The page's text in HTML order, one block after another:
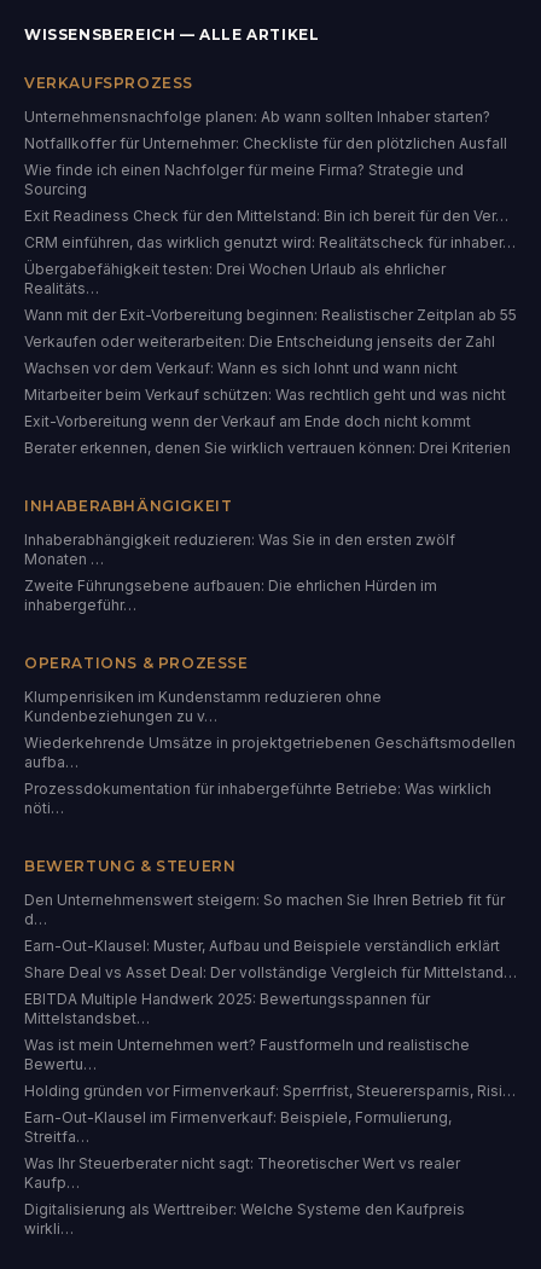
WISSENSBEREICH — ALLE ARTIKEL
VERKAUFSPROZESS
Unternehmensnachfolge planen: Ab wann sollten Inhaber starten?
Notfallkoffer für Unternehmer: Checkliste für den plötzlichen Ausfall
Wie finde ich einen Nachfolger für meine Firma? Strategie und
Sourcing
Exit Readiness Check für den Mittelstand: Bin ich bereit für den Ver…
CRM einführen, das wirklich genutzt wird: Realitätscheck für inhaber…
Übergabefähigkeit testen: Drei Wochen Urlaub als ehrlicher
Realitäts…
Wann mit der Exit-Vorbereitung beginnen: Realistischer Zeitplan ab 55
Verkaufen oder weiterarbeiten: Die Entscheidung jenseits der Zahl
Wachsen vor dem Verkauf: Wann es sich lohnt und wann nicht
Mitarbeiter beim Verkauf schützen: Was rechtlich geht und was nicht
Exit-Vorbereitung wenn der Verkauf am Ende doch nicht kommt
Berater erkennen, denen Sie wirklich vertrauen können: Drei Kriterien
INHABERABHÄNGIGKEIT
Inhaberabhängigkeit reduzieren: Was Sie in den ersten zwölf
Monaten …
Zweite Führungsebene aufbauen: Die ehrlichen Hürden im
inhabergeführ…
OPERATIONS & PROZESSE
Klumpenrisiken im Kundenstamm reduzieren ohne
Kundenbeziehungen zu v…
Wiederkehrende Umsätze in projektgetriebenen Geschäftsmodellen
aufba…
Prozessdokumentation für inhabergeführte Betriebe: Was wirklich
nöti…
BEWERTUNG & STEUERN
Den Unternehmenswert steigern: So machen Sie Ihren Betrieb fit für
d…
Earn-Out-Klausel: Muster, Aufbau und Beispiele verständlich erklärt
Share Deal vs Asset Deal: Der vollständige Vergleich für Mittelstand…
EBITDA Multiple Handwerk 2025: Bewertungsspannen für
Mittelstandsbet…
Was ist mein Unternehmen wert? Faustformeln und realistische
Bewertu…
Holding gründen vor Firmenverkauf: Sperrfrist, Steuerersparnis, Risi…
Earn-Out-Klausel im Firmenverkauf: Beispiele, Formulierung,
Streitfa…
Was Ihr Steuerberater nicht sagt: Theoretischer Wert vs realer
Kaufp…
Digitalisierung als Werttreiber: Welche Systeme den Kaufpreis
wirkli…